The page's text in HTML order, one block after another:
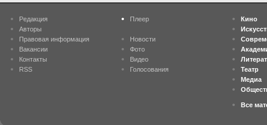
Редакция
Авторы
Правовая информация
Вакансии
Контакты
RSS
Плеер
Новости
Фото
Видео
Голосования
Кино
Театр
Медиа
Все